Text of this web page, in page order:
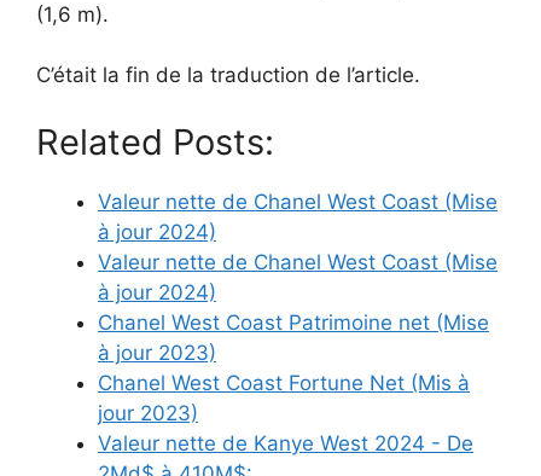
(1,6 m).
C’était la fin de la traduction de l’article.
Related Posts:
Valeur nette de Chanel West Coast (Mise
à jour 2024)
Valeur nette de Chanel West Coast (Mise
à jour 2024)
Chanel West Coast Patrimoine net (Mise
à jour 2023)
Chanel West Coast Fortune Net (Mis à
jour 2023)
Valeur nette de Kanye West 2024 - De